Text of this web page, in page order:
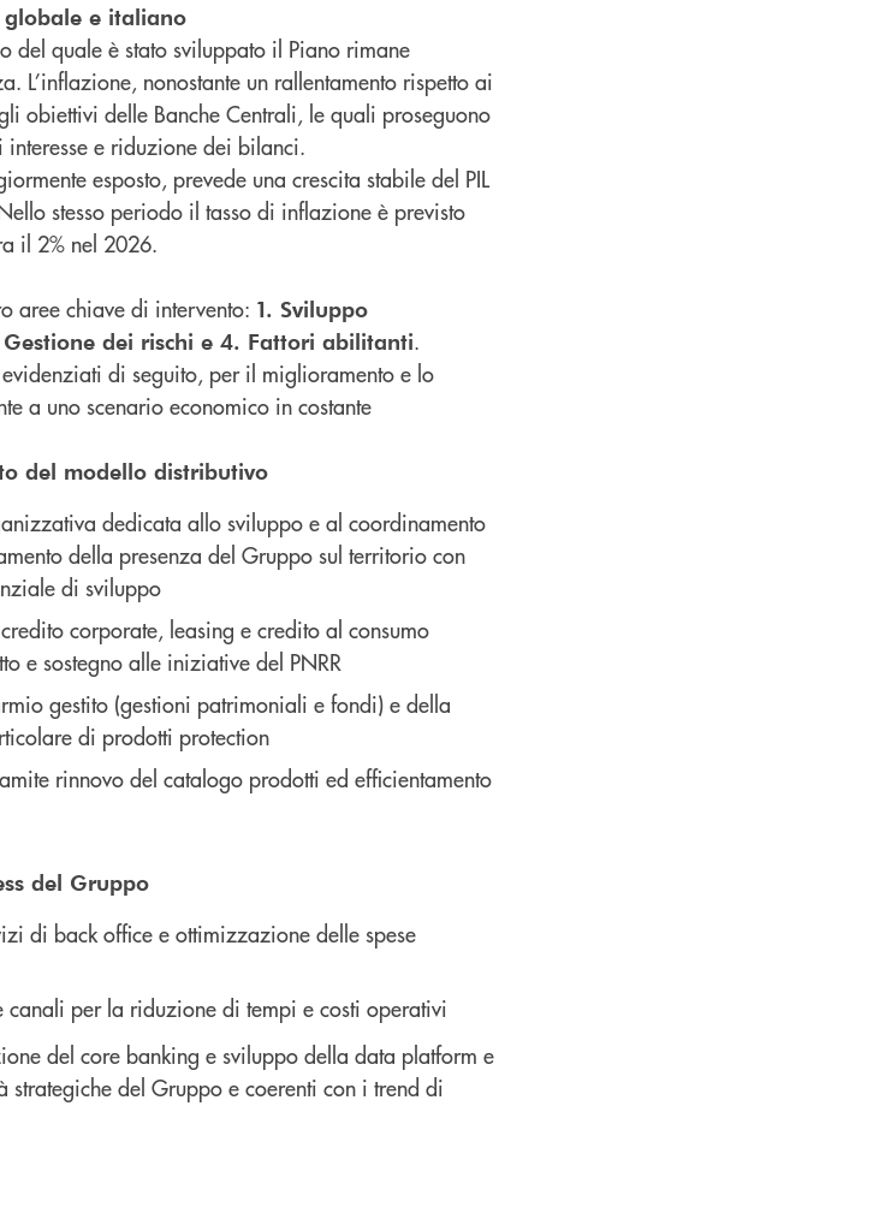
globale e italiano
del quale è stato sviluppato il Piano rimane
L’inflazione, nonostante un rallentamento rispetto ai
obiettivi delle Banche Centrali, le quali proseguono
e riduzione dei bilanci.
esposto, prevede una crescita stabile del PIL
stesso periodo il tasso di inflazione è previsto
il 2% nel 2026.
aree chiave di intervento: 1. Sviluppo
dei rischi e 4. Fattori abilitanti.
di seguito, per il miglioramento e lo
a uno scenario economico in costante
del modello distributivo
dedicata allo sviluppo e al coordinamento
della presenza del Gruppo sul territorio con
di sviluppo
corporate, leasing e credito al consumo
e sostegno alle iniziative del PNRR
gestito (gestioni patrimoniali e fondi) e della
di prodotti protection
rinnovo del catalogo prodotti ed efficientamento
del Gruppo
di back office e ottimizzazione delle spese
per la riduzione di tempi e costi operativi
del core banking e sviluppo della data platform e
del Gruppo e coerenti con i trend di